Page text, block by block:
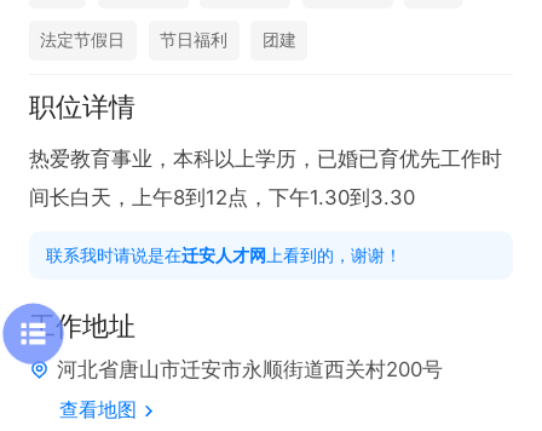
法定节假日 节日福利 团建
职位详情
热爱教育事业，本科以上学历，已婚已育优先工作时
间长白天，上午8到12点，下午1.30到3.30
联系我时请说是在迁安人才网 上看到的，谢谢！
工作地址
河北省唐山市迁安市永顺街道西关村200号
查看地图